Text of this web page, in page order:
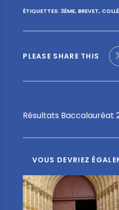
ÉTIQUETTES: 3ÈME, BREVET,
PLEASE SHARE THIS
Résultats Baccalauréat
VOUS DEVRIEZ